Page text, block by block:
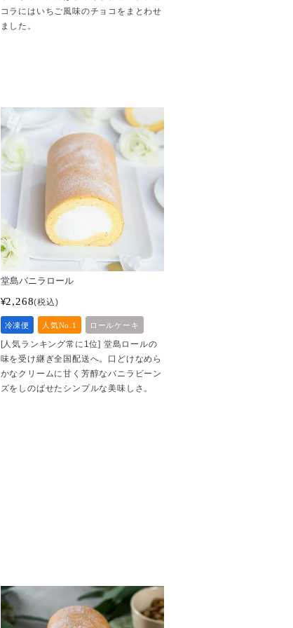
コラにはいちご風味のチョコをまとわせ
ました。
堂島バニラロール
¥2,268 税込
冷凍便 人気No.1 ロールケーキ
[人気ランキング常に1位] 堂島ロールの
味を受け継ぎ全国配送へ。口どけなめら
かなクリームに甘く芳醇なバニラビーン
ズをしのばせたシンプルな美味しさ。